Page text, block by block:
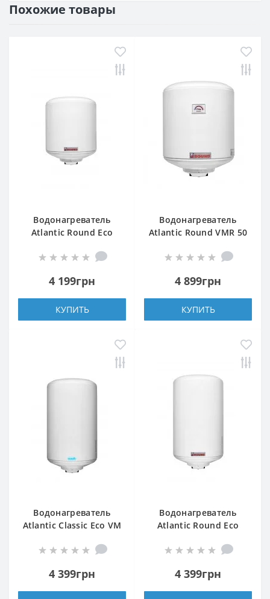
Похожие товары
Водонагреватель
Atlantic Round Eco
4 199грн
КУПИТЬ
Водонагреватель
Atlantic Round VMR 50
4 899грн
КУПИТЬ
Водонагреватель
Atlantic Classic Eco VM
4 399грн
Водонагреватель
Atlantic Round Eco
4 399грн